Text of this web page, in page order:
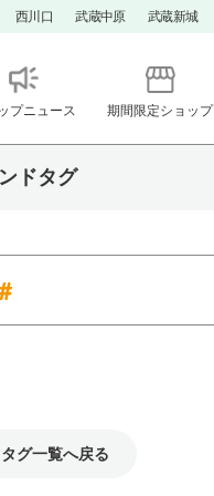
西川口 武蔵中原 武蔵新城
プニュース 期間限定ショップ
ドタグ
グ一覧へ戻る